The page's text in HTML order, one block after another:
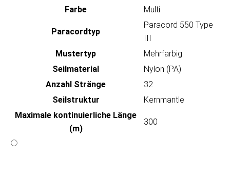
Farbe
Multi
Paracordtyp
Paracord 550 Type
III
Mustertyp
Mehrfarbig
Seilmaterial
Nylon (PA)
Anzahl Stränge
32
Seilstruktur
Kernmantle
Maximale kontinuierliche Länge
(m)
300